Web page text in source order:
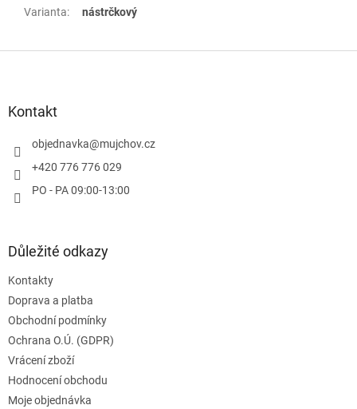
Varianta: nástrčkový
Kontakt
objednavka@mujchov.cz
+420 776 776 029
PO - PA 09:00-13:00
Důležité odkazy
Kontakty
Doprava a platba
Obchodní podmínky
Ochrana O.Ú. (GDPR)
Vrácení zboží
Hodnocení obchodu
Moje objednávka